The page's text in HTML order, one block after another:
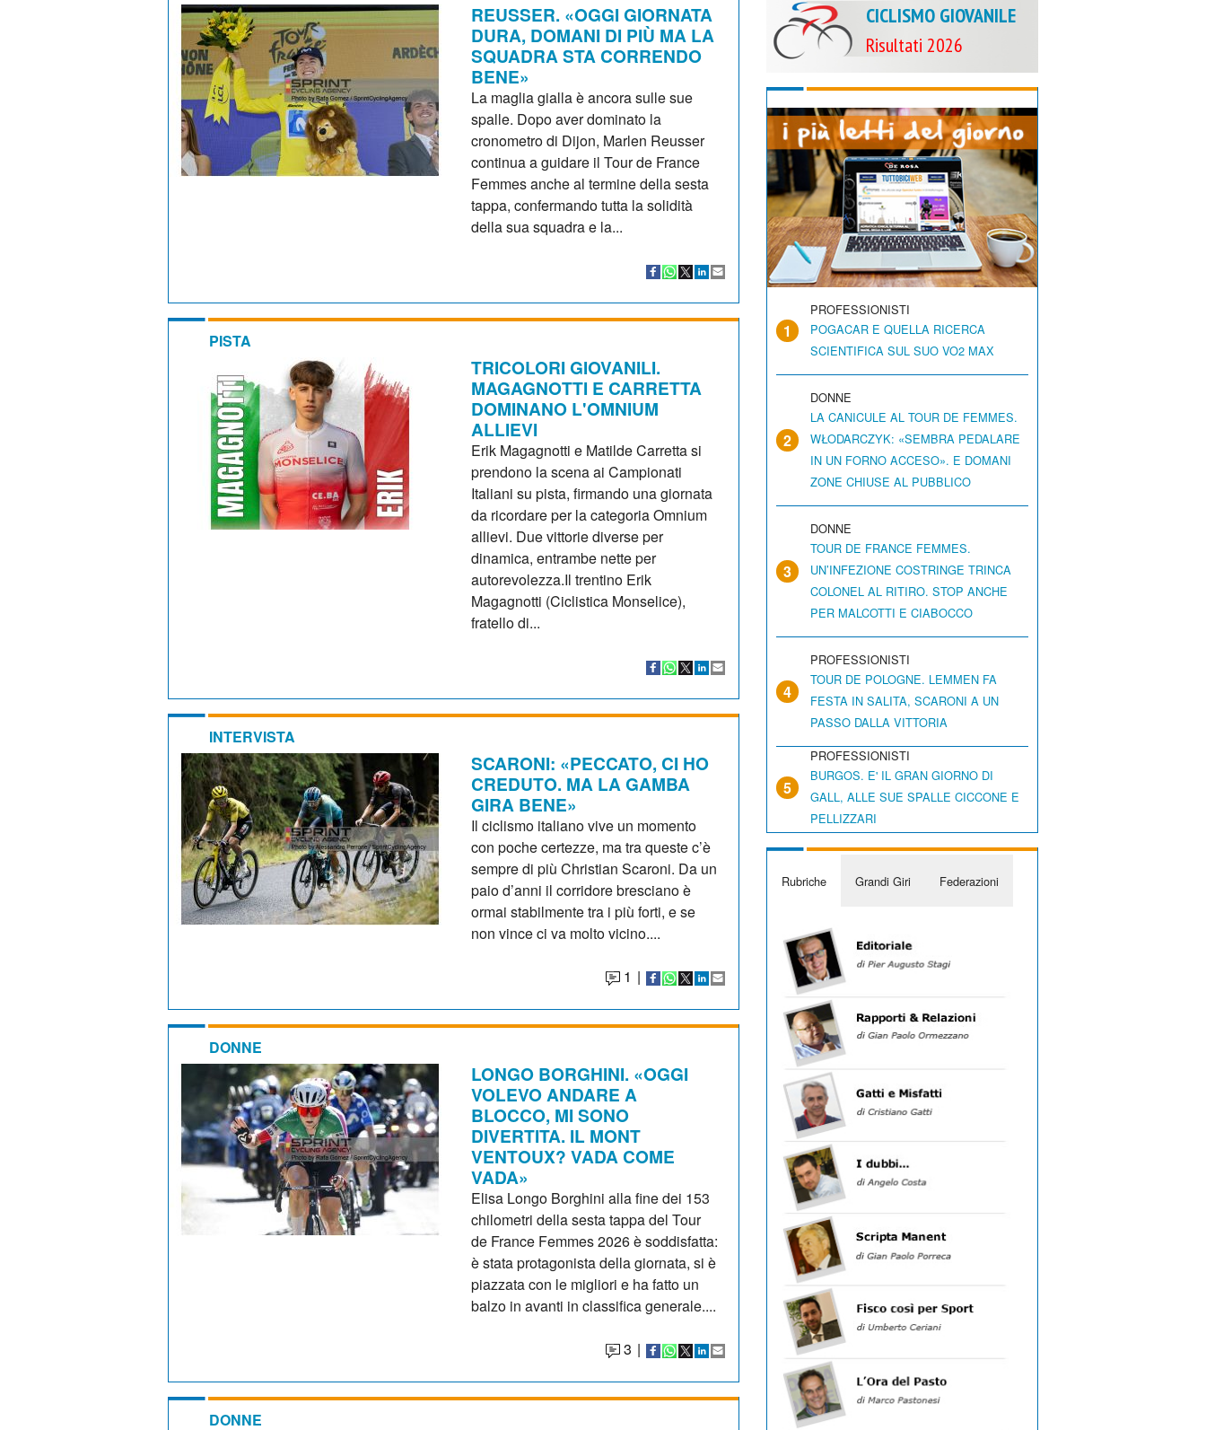
REUSSER. «OGGI GIORNATA
DURA, DOMANI DI PIÙ MA LA
SQUADRA STA CORRENDO
BENE»
La maglia gialla è ancora sulle sue
spalle. Dopo aver dominato la
cronometro di Dijon, Marlen Reusser
continua a guidare il Tour de France
Femmes anche al termine della sesta
tappa, confermando tutta la solidità
della sua squadra e la...
PISTA
TRICOLORI GIOVANILI.
MAGAGNOTTI E CARRETTA
DOMINANO L'OMNIUM
ALLIEVI
Erik Magagnotti e Matilde Carretta si
prendono la scena ai Campionati
Italiani su pista, firmando una giornata
da ricordare per la categoria Omnium
allievi. Due vittorie diverse per
dinamica, entrambe nette per
autorevolezza.Il trentino Erik
Magagnotti (Ciclistica Monselice),
fratello di...
INTERVISTA
SCARONI: «PECCATO, CI HO
CREDUTO. MA LA GAMBA
GIRA BENE»
Il ciclismo italiano vive un momento
con poche certezze, ma tra queste c’è
sempre di più Christian Scaroni. Da un
paio d’anni il corridore bresciano è
ormai stabilmente tra i più forti, e se
non vince ci va molto vicino....
1 |
DONNE
LONGO BORGHINI. «OGGI
VOLEVO ANDARE A
BLOCCO, MI SONO
DIVERTITA. IL MONT
VENTOUX? VADA COME
VADA»
Elisa Longo Borghini alla fine dei 153
chilometri della sesta tappa del Tour
de France Femmes 2026 è soddisfatta:
è stata protagonista della giornata, si è
piazzata con le migliori e ha fatto un
balzo in avanti in classifica generale....
3 |
DONNE
CICLISMO GIOVANILE
Risultati 2026
1
PROFESSIONISTI
POGACAR E QUELLA RICERCA
SCIENTIFICA SUL SUO VO2 MAX
2
DONNE
LA CANICULE AL TOUR DE FEMMES.
WŁODARCZYK: «SEMBRA PEDALARE
IN UN FORNO ACCESO». E DOMANI
ZONE CHIUSE AL PUBBLICO
3
DONNE
TOUR DE FRANCE FEMMES.
UN’INFEZIONE COSTRINGE TRINCA
COLONEL AL RITIRO. STOP ANCHE
PER MALCOTTI E CIABOCCO
4
PROFESSIONISTI
TOUR DE POLOGNE. LEMMEN FA
FESTA IN SALITA, SCARONI A UN
PASSO DALLA VITTORIA
5
PROFESSIONISTI
BURGOS. E' IL GRAN GIORNO DI
GALL, ALLE SUE SPALLE CICCONE E
PELLIZZARI
Rubriche Grandi Giri Federazioni